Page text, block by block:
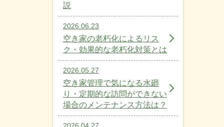
説
2026.06.23
空き家の老朽化によるリス
ク・効果的な老朽化対策とは
2026.05.27
空き家管理で気になる水廻
り・定期的な訪問ができない
場合のメンテナンス方法は？